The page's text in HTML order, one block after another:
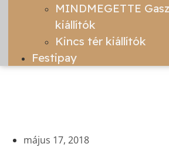
MINDMEGETTE
kiállítók
Kincs tér kiállítók
Festipay
május 17, 2018